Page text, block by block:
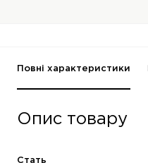
Повні характеристики
Опис товару
Стать